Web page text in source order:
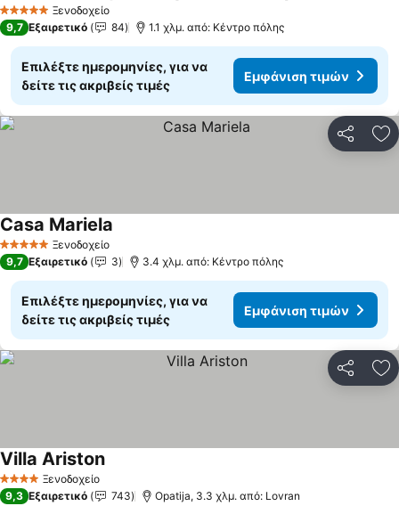
5 Αστέρια Ξενοδοχείο
9,7 Εξαιρετικό 84 1.1 χλμ. από: Κέντρο πόλης
Επιλέξτε ημερομηνίες, για να
δείτε τις ακριβείς τιμές
Εμφάνιση τιμών
5 Αστέρια Ξενοδοχείο
Casa Mariela
9,7 Εξαιρετικό 3 3.4 χλμ. από: Κέντρο πόλης
Επιλέξτε ημερομηνίες, για να
δείτε τις ακριβείς τιμές
Εμφάνιση τιμών
4 ΑστέριαΞενοδοχείο
Villa AristonΕμφάνιση τιμών
9,3 Εξαιρετικό 743 Opatija, 3.3 χλμ. από: Lovran